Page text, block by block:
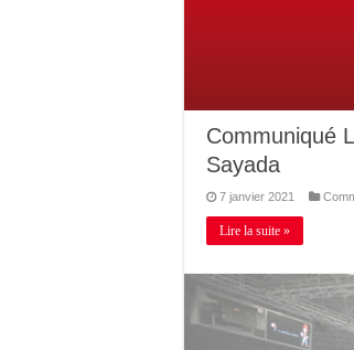
Communiqué
Sayada
7 janvier 2021
Lire la suite »